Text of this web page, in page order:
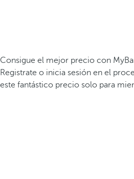
Consigue el mejor precio con
Registrate o inicia sesión en el
este fantástico precio solo para